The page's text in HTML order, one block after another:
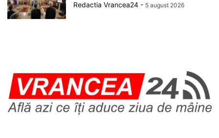
Redactia Vrancea24 - 5 august 2026